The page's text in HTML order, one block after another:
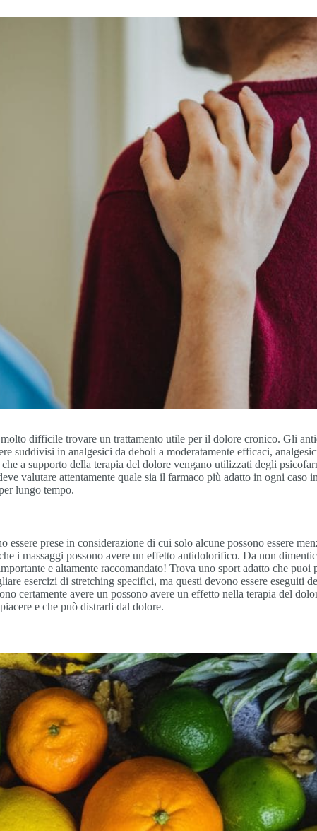
difficile trovare un trattamento utile per il dolore cronico. Gli
suddivisi in analgesici da deboli a moderatamente efficaci,
a supporto della terapia del dolore vengano utilizzati degli
valutare attentamente quale sia il farmaco più adatto in ogni
lungo tempo.
prese in considerazione di cui solo alcune possono essere
i massaggi possono avere un effetto antidolorifico. Da non
e altamente raccomandato! Trova uno sport adatto che
esercizi di stretching specifici, ma questi devono essere eseguiti
certamente avere un possono avere un effetto nella terapia del
e che può distrarli dal dolore.